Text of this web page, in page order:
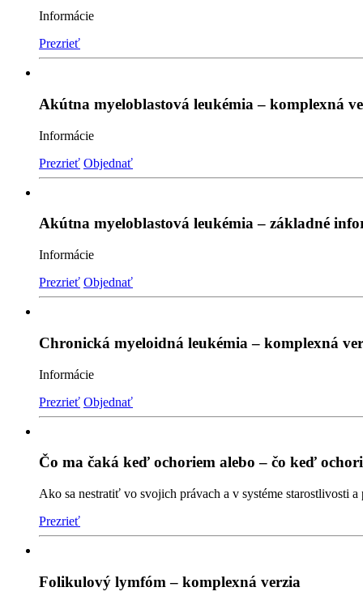
Informácie
Prezrieť
Akútna myeloblastová leukémia – komplexná
Informácie
Prezrieť Objednať
Akútna myeloblastová leukémia – základné
Informácie
Prezrieť Objednať
Chronická myeloidná leukémia – komplexná
Informácie
Prezrieť Objednať
Čo ma čaká keď ochoriem alebo – čo keď
Ako sa nestratiť vo svojich právach a v systéme starostlivosti a
Prezrieť
Folikulový lymfóm – komplexná verzia